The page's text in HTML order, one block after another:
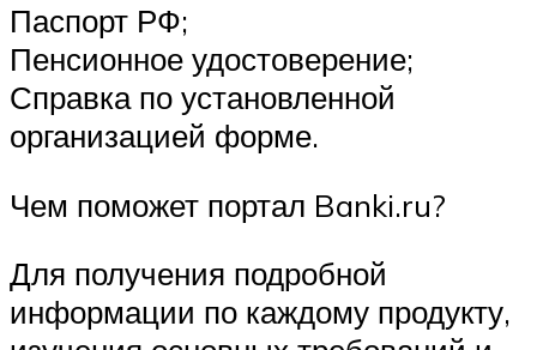
Паспорт РФ;
Пенсионное удостоверение;
Справка по установленной
организацией форме.
Чем поможет портал Banki.ru?
Для получения подробной
информации по каждому продукту,